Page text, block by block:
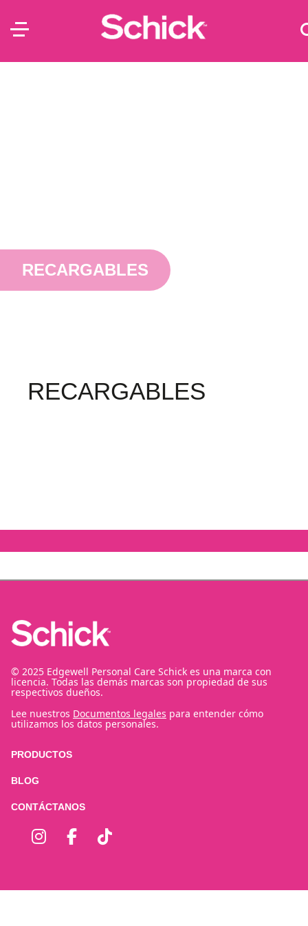
RECARGABLES
RECARGABLES
© 2025 Edgewell Personal Care Schick es una marca con
licencia. Todas las demás marcas son propiedad de sus
respectivos dueños.
Lee nuestros Documentos legales para entender cómo
utilizamos los datos personales.
PRODUCTOS
BLOG
CONTÁCTANOS